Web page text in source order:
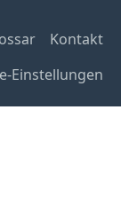
Kontakt
Einstellungen